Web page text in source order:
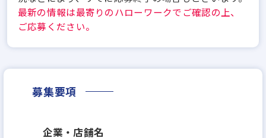
最新の情報は最寄りのハローワークでご確認の上、
ご応募ください。
募集要項
企業・店舗名